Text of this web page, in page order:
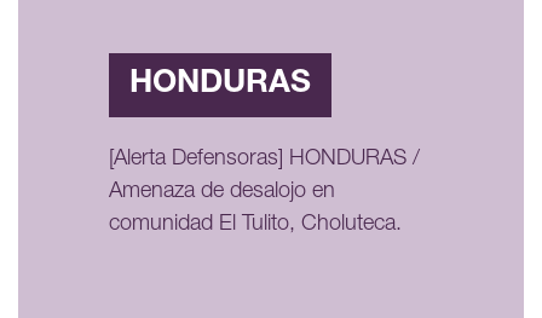
HONDURAS
[Alerta Defensoras] HONDURAS /
Amenaza de desalojo en
comunidad El Tulito, Choluteca.